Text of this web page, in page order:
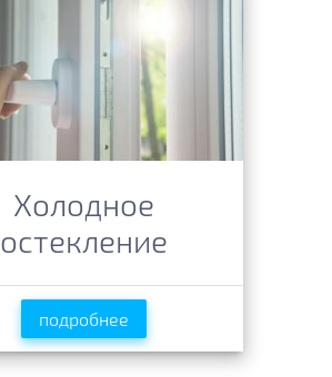
Холодное
остекление
подробнее